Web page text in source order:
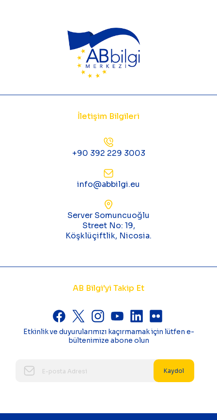
İletişim Bilgileri
+90 392 229 3003
info@abbilgi.eu
Server Somuncuoğlu
Street No: 19,
Köşklüçiftlik, Nicosia.
AB Bilgi'yi Takip Et
Etkinlik ve duyurularımızı kaçırmamak için lütfen e-
bültenimize abone olun
Kaydol